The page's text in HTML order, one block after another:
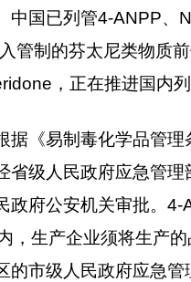
中国已列管4-ANPP
管制的芬太尼类物质
，正在推进国内
《易制毒化学品管理
省级人民政府应急管
政府公安机关审批。
，生产企业须将生产
的市级人民政府应急